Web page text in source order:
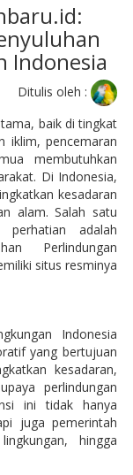
Indonesia
Ditulis oleh :
baik di tingkat
iklim, pencemaran
membutuhkan
Di Indonesia,
kesadaran
alam. Salah satu
adalah
Perlindungan
situs resminya
Indonesia
yang bertujuan
kesadaran,
perlindungan
ini tidak hanya
juga pemerintah
hingga